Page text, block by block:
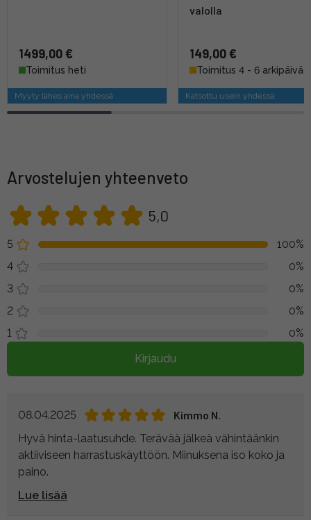
1499,00 €
Toimitus heti
Myyty lähes aina yhdessä
valolla
149,00 €
Toimitus 4 - 6 arkipäivää
Katsottu usein yhdessä
Arvostelujen yhteenveto
5,0
5
100%
4
0%
3
0%
2
0%
1
0%
Kirjaudu
08.04.2025
Kimmo N.
Hyvä hinta-laatusuhde. Terävää jälkeä vähintäänkin
aktiiviseen harrastuskäyttöön. Miinuksena iso koko ja
paino.
Lue lisää